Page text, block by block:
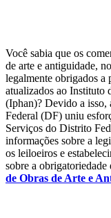
Você sabia que os
de arte e antiguidade,
legalmente obrigados a
atualizados ao
(Iphan)? Devido a
Federal (DF) uniu
Serviços do Distrito
informações sobre a
os leiloeiros e
sobre a
de Obras de Arte e